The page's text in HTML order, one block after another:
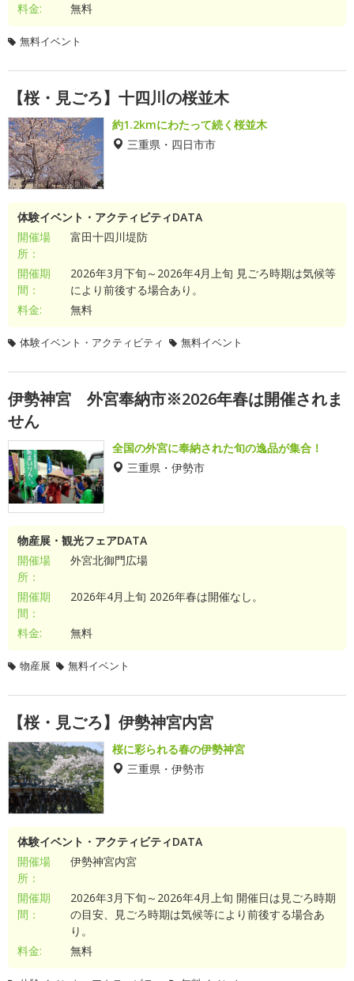
料金: 無料
無料イベント
【桜・見ごろ】十四川の桜並木
約1.2kmにわたって続く桜並木
三重県・四日市市
体験イベント・アクティビティDATA
開催場
所：
富田十四川堤防
開催期
間：
2026年3月下旬～2026年4月上旬 見ごろ時期は気候等
により前後する場合あり。
料金:
無料
体験イベント・アクティビティ 無料イベント
伊勢神宮 外宮奉納市※2026年春は開催されま
せん
全国の外宮に奉納された旬の逸品が集合！
三重県・伊勢市
物産展・観光フェアDATA
開催場
所：
外宮北御門広場
開催期
間：
2026年4月上旬 2026年春は開催なし。
料金: 無料
物産展 無料イベント
【桜・見ごろ】伊勢神宮内宮
桜に彩られる春の伊勢神宮
三重県・伊勢市
体験イベント・アクティビティDATA
開催場
所：
伊勢神宮内宮
開催期
間：
2026年3月下旬～2026年4月上旬 開催日は見ごろ時期
の目安、見ごろ時期は気候等により前後する場合あ
り。
料金:
無料